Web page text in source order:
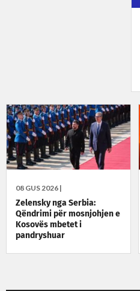
08 GUS 2026 |
Zelensky nga Serbia:
Qëndrimi për mosnjohjen e
Kosovës mbetet i
pandryshuar